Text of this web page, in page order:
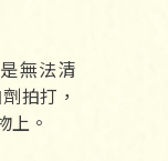
無法清
拍打，
上。